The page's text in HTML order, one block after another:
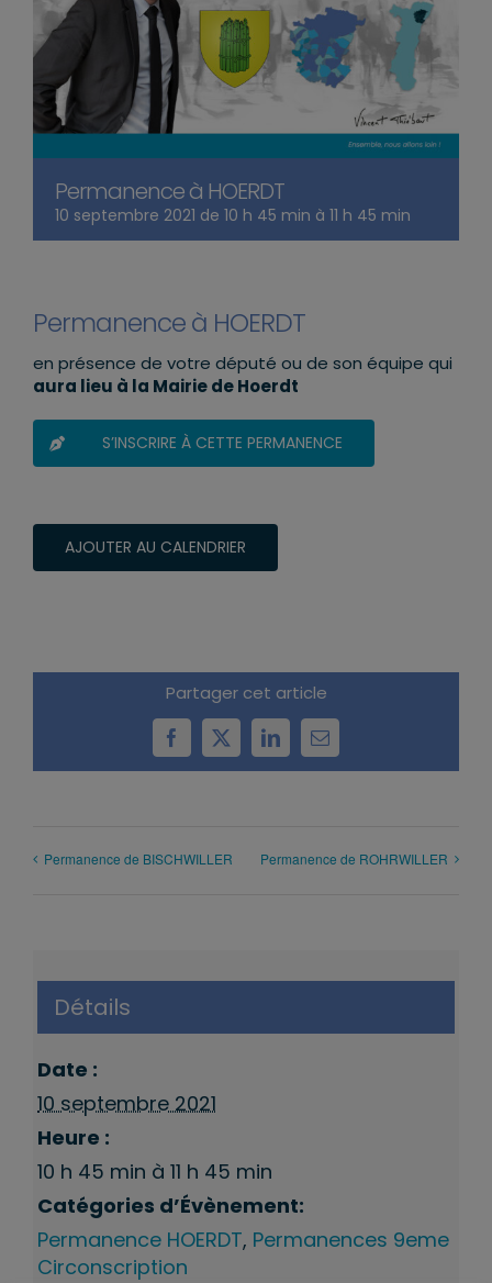
Permanence à HOERDT
10 septembre 2021 de 10 h 45 min à 11 h 45 min
Permanence à HOERDT
en présence de votre député ou de son équipe qui
aura lieu à la Mairie de Hoerdt
S’INSCRIRE À CETTE PERMANENCE
AJOUTER AU CALENDRIER
Partager cet article
Facebook
X LinkedInEmail
Permanence de BISCHWILLER Permanence de ROHRWILLER
Détails
Date :
10 septembre 2021
Heure :
10 h 45 min à 11 h 45 min
Catégories d’Évènement:
Permanence HOERDT, Permanences 9eme
Circonscription